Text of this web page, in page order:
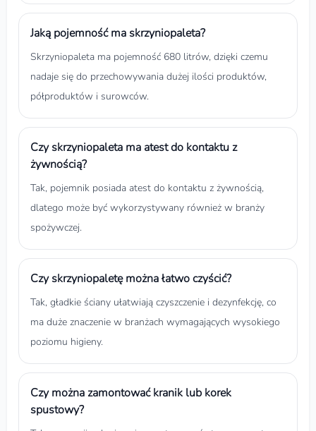
Jaką pojemność ma skrzyniopaleta?
Skrzyniopaleta ma pojemność 680 litrów, dzięki czemu
nadaje się do przechowywania dużej ilości produktów,
półproduktów i surowców.
Czy skrzyniopaleta ma atest do kontaktu z
żywnością?
Tak, pojemnik posiada atest do kontaktu z żywnością,
dlatego może być wykorzystywany również w branży
spożywczej.
Czy skrzyniopaletę można łatwo czyścić?
Tak, gładkie ściany ułatwiają czyszczenie i dezynfekcję, co
ma duże znaczenie w branżach wymagających wysokiego
poziomu higieny.
Czy można zamontować kranik lub korek
spustowy?